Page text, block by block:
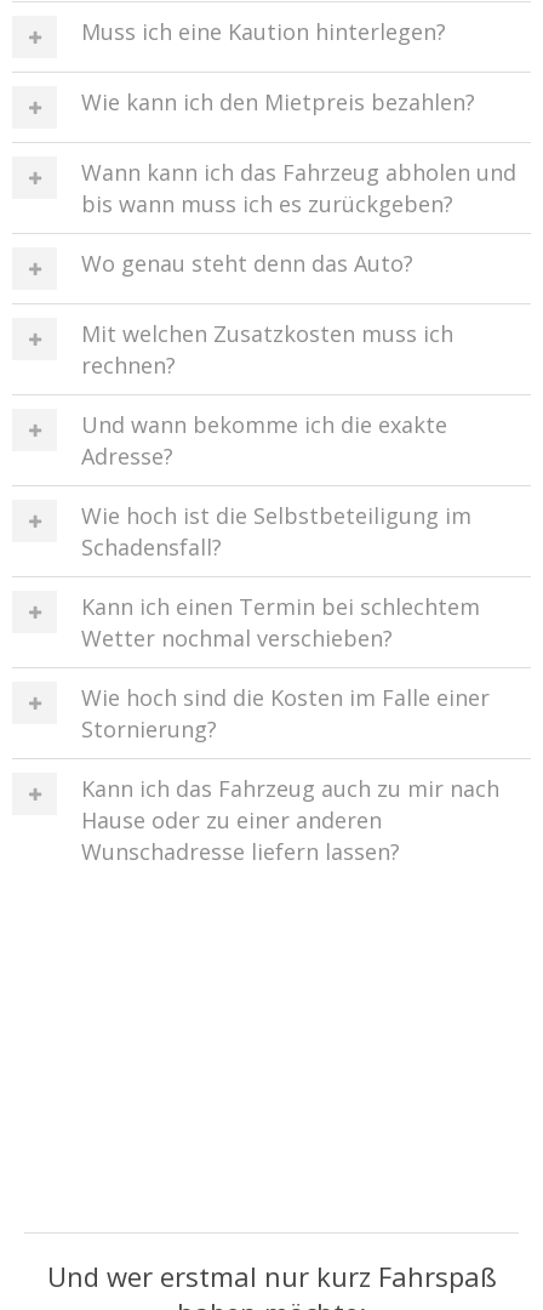
Muss ich eine Kaution hinterlegen?
Wie kann ich den Mietpreis bezahlen?
Wann kann ich das Fahrzeug abholen und
bis wann muss ich es zurückgeben?
Wo genau steht denn das Auto?
Mit welchen Zusatzkosten muss ich
rechnen?
Und wann bekomme ich die exakte
Adresse?
Wie hoch ist die Selbstbeteiligung im
Schadensfall?
Kann ich einen Termin bei schlechtem
Wetter nochmal verschieben?
Wie hoch sind die Kosten im Falle einer
Stornierung?
Kann ich das Fahrzeug auch zu mir nach
Hause oder zu einer anderen
Wunschadresse liefern lassen?
Und wer erstmal nur kurz Fahrspaß